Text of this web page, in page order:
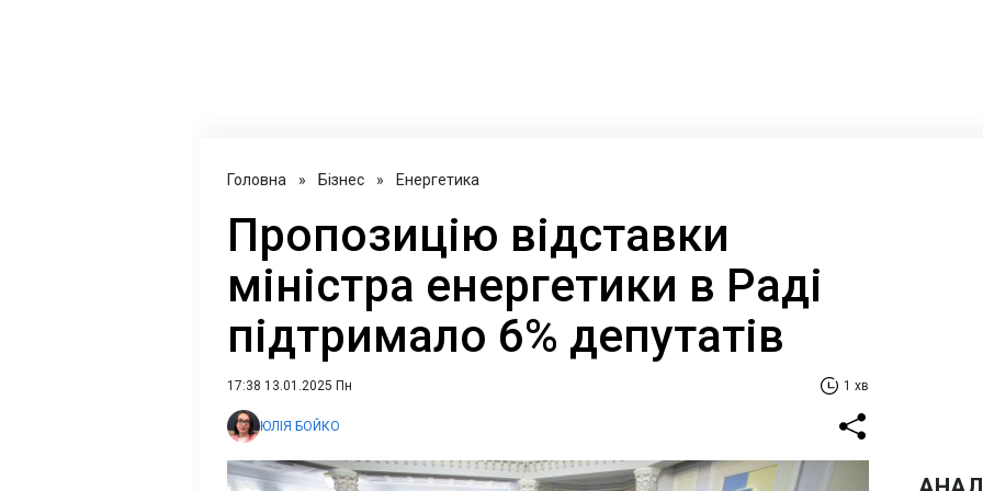
Головна » Бізнес » Енергетика
Пропозицію відставки
міністра енергетики в Раді
підтримало 6% депутатів
17:38 13.01.2025 Пн 1 хв
ЮЛІЯ БОЙКО